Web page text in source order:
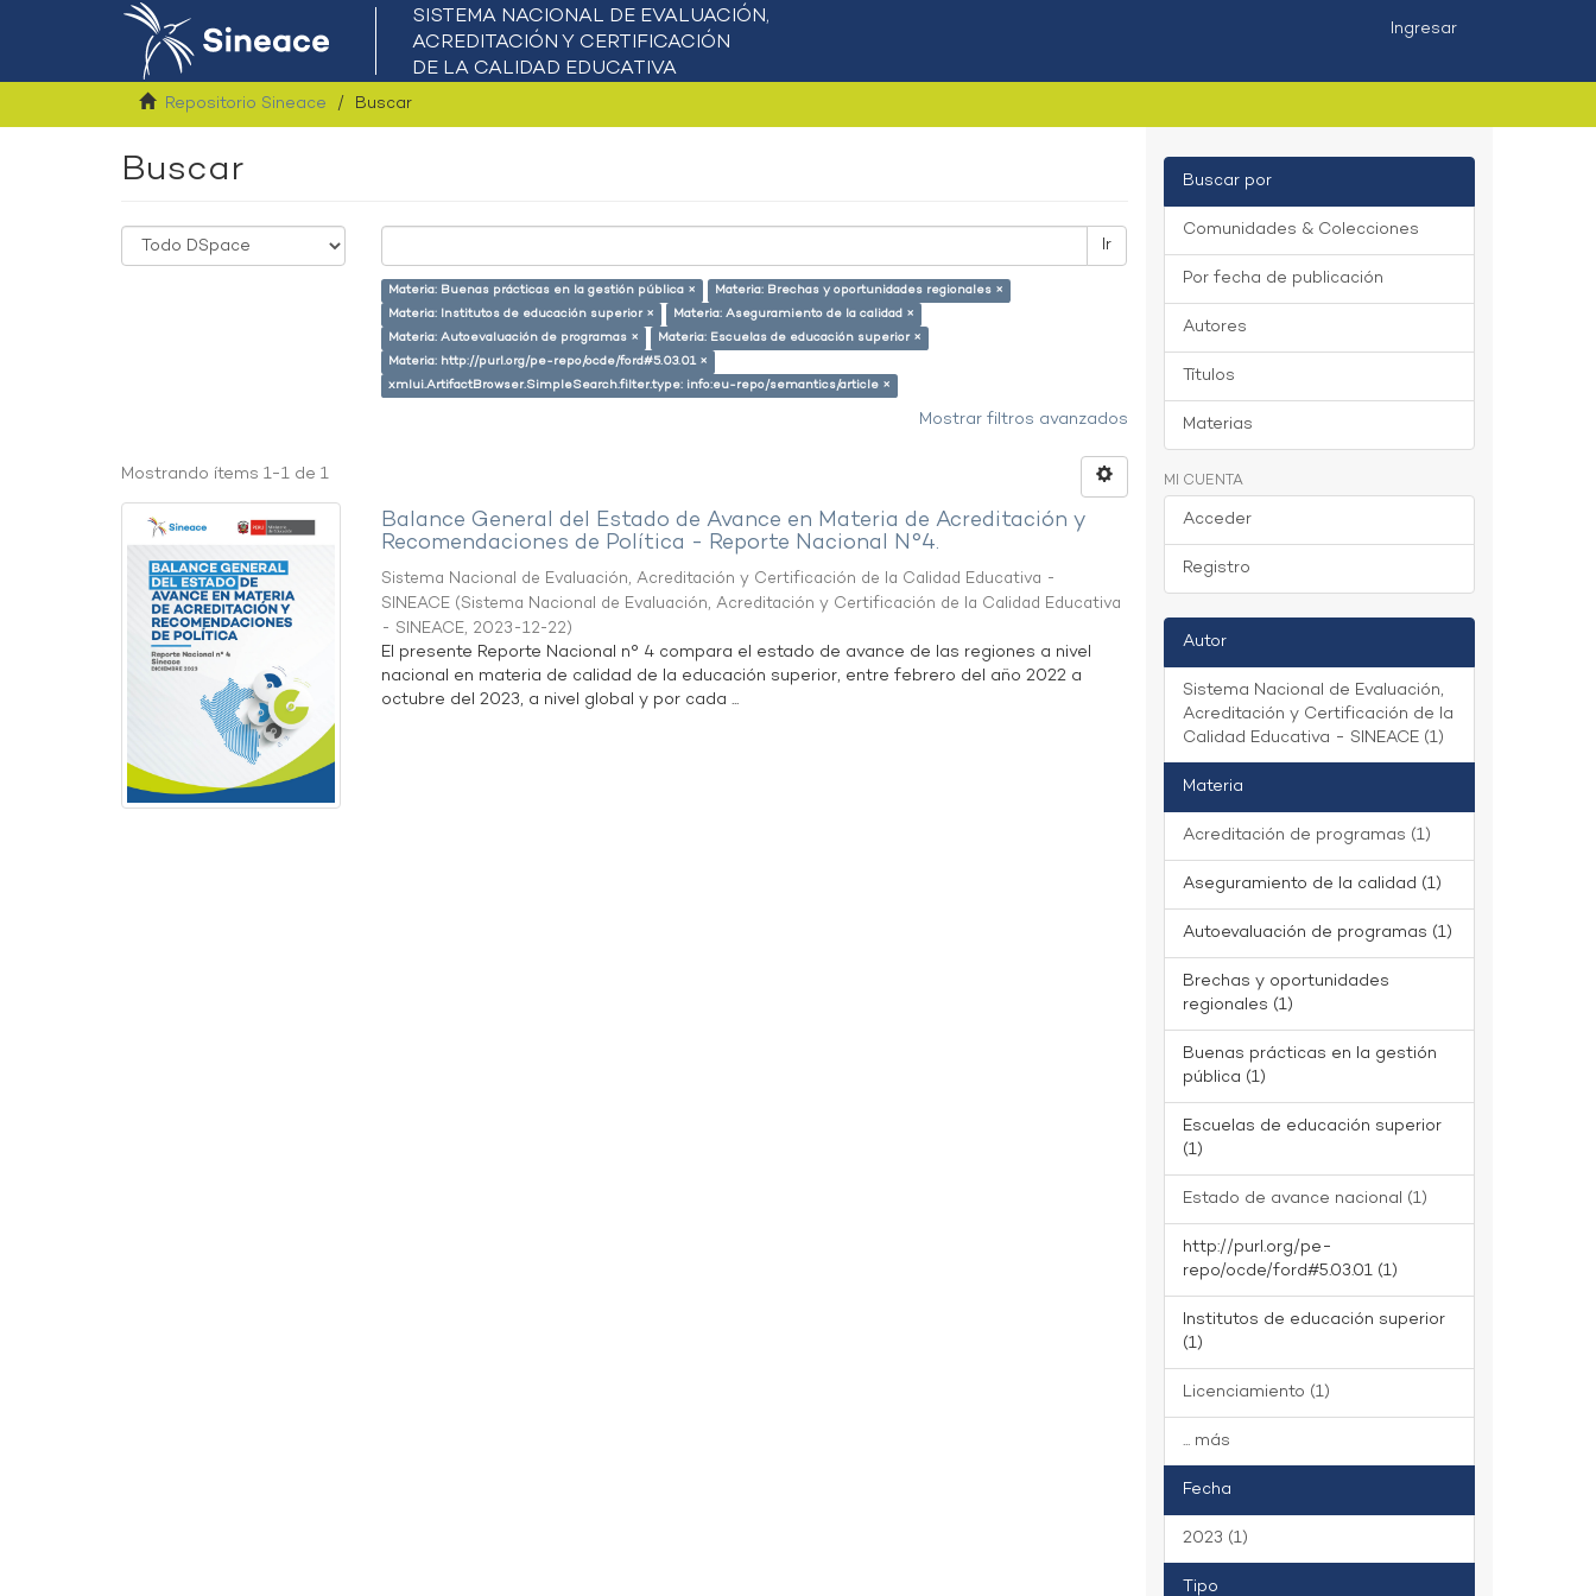
Ingresar
Repositorio Sineace Buscar
Buscar
Ir
Materia: Buenas prácticas en la gestión pública ×
Materia: Brechas y oportunidades regionales ×
Materia: Institutos de educación superior ×
Materia: Aseguramiento de la calidad ×
Materia: Autoevaluación de programas ×
Materia: Escuelas de educación superior ×
Materia: http://purl.org/pe-repo/ocde/ford#5.03.01 ×
xmlui.ArtifactBrowser.SimpleSearch.filter.type: info:eu-repo/semantics/article ×
Mostrar filtros avanzados
Mostrando ítems 1-1 de 1
Balance General del Estado de Avance en Materia de Acreditación y
Recomendaciones de Política - Reporte Nacional N°4.
Sistema Nacional de Evaluación, Acreditación y Certificación de la Calidad Educativa -
SINEACE (Sistema Nacional de Evaluación, Acreditación y Certificación de la Calidad Educativa
- SINEACE, 2023-12-22)
El presente Reporte Nacional n° 4 compara el estado de avance de las regiones a nivel
nacional en materia de calidad de la educación superior, entre febrero del año 2022 a
octubre del 2023, a nivel global y por cada ...
Buscar por
Comunidades & Colecciones
Por fecha de publicación
Autores
Títulos
Materias
MI CUENTA
Acceder
Registro
Autor
Sistema Nacional de Evaluación,
Acreditación y Certificación de la
Calidad Educativa - SINEACE (1)
Materia
Acreditación de programas (1)
Aseguramiento de la calidad (1)
Autoevaluación de programas (1)
Brechas y oportunidades
regionales (1)
Buenas prácticas en la gestión
pública (1)
Escuelas de educación superior
(1)
Estado de avance nacional (1)
http://purl.org/pe-
repo/ocde/ford#5.03.01 (1)
Institutos de educación superior
(1)
Licenciamiento (1)
... más
Fecha
2023 (1)
Tipo